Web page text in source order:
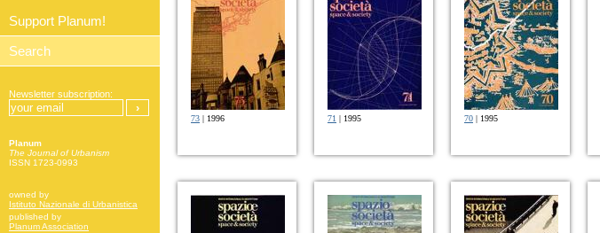
73 | 1996 71 | 1995 70 | 1995
Support Planum!
Newsletter subscription:
Planum
The Journal of Urbanism
ISSN 1723-0993
owned by
Istituto Nazionale di Urbanistica
published by
Planum Association